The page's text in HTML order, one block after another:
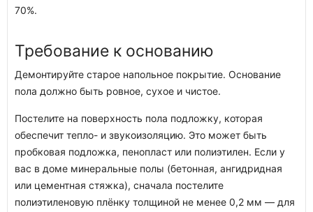
70%.
Требование к основанию
Демонтируйте старое напольное покрытие. Основание
пола должно быть ровное, сухое и чистое.
Постелите на поверхность пола подложку, которая
обеспечит тепло- и звукоизоляцию. Это может быть
пробковая подложка, пенопласт или полиэтилен. Если у
вас в доме минеральные полы (бетонная, ангидридная
или цементная стяжка), сначала постелите
полиэтиленовую плёнку толщиной не менее 0,2 мм — для